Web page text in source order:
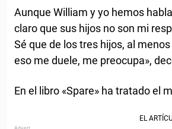
Aunque William y yo hemos
claro que sus hijos no son mi
Sé que de los tres hijos, al
eso me duele, me preocupa»,
En el libro «Spare» ha tratado el